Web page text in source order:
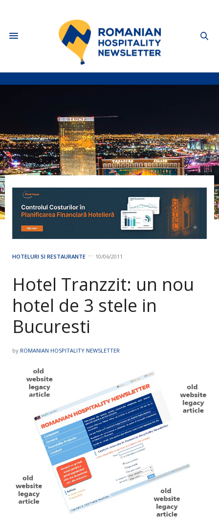
HOTELURI SI RESTAURANTE 10/06/2011
Hotel Tranzzit: un nou
hotel de 3 stele in
Bucuresti
by ROMANIAN HOSPITALITY NEWSLETTER